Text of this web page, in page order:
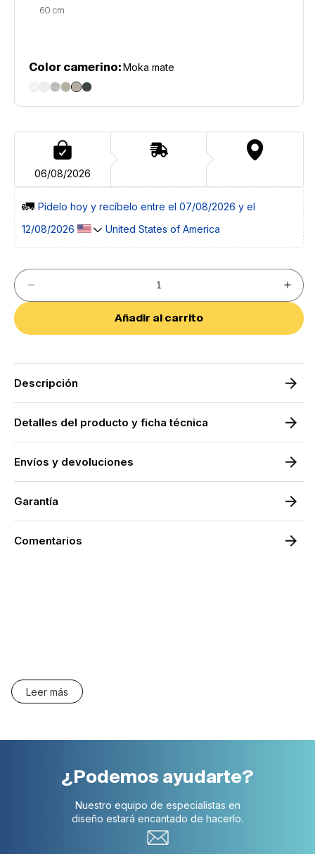
Color camerino:Moka mate
06/08/2026
🚛 Pídelo hoy y recíbelo entre el 07/08/2026 y el
12/08/2026
United States of America
cantidad
LED
para
LED
Añadir al carrito
Descripción
Detalles del producto y ficha técnica
Envíos y devoluciones
Garantía
Comentarios
Leer más
¿Podemos ayudarte?
Nuestro equipo de especialistas en
diseño estará encantado de hacerlo.